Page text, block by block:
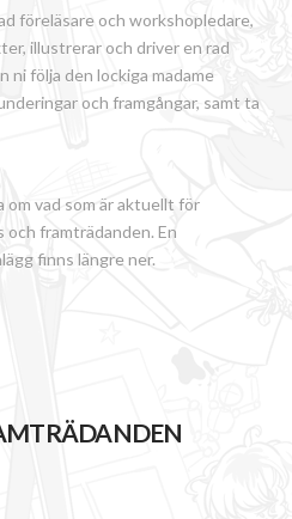
föreläsare och workshopledare,
illustrerar och driver en rad
ni följa den lockiga madame
och framgångar, samt ta
om vad som är aktuellt för
och framträdanden. En
finns längre ner.